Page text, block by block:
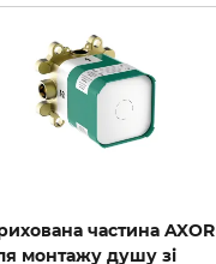
частина AXOR
монтажу душу зі